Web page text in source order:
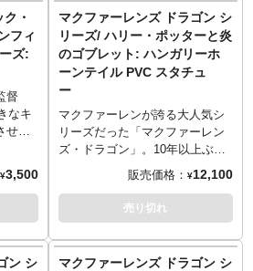
・
フィ
ズ:
督
なキ
た
ズか
フィ
¥3,500
マクファーレンズ ドラゴン シ
リーズ/ ハリー・ポッターと炎
のゴブレット: ハンガリーホ
ーンテイル PVC スタチュ
ー
マクファーレンが誇る大人気シ
リーズだった「マクファーレン
ズ・ドラゴン」。10年以上ぶり
に大復活です！神代や神秘など
があふれかえるファンタジー世
界の住人「ドラゴン」。多数の
竜種が氾濫、そして群雄割拠…
販売価格： ¥12,100
売り切れ
ン シ
マクファーレンズ ドラゴン シ